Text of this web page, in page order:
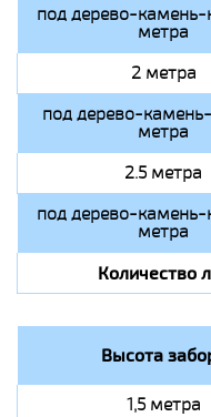
под дерево-камень-
метра
2 метра
под дерево-
метра
2.5 метра
под дерево-камень-
метра
Количество
Высота
1,5 метра